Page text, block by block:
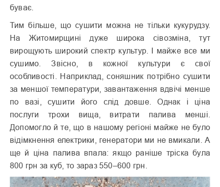
буває.
Тим більше, що сушити можна не тільки кукурудзу.
На Житомирщині дуже широка сівозміна, тут
вирощують широкий спектр культур. І майже все ми
сушимо. Звісно, в кожної культури є свої
особливості. Наприклад, соняшник потрібно сушити
за меншої температури, завантаження вдвічі менше
по вазі, сушити його слід довше. Однак і ціна
послуги трохи вища, витрати палива менші.
Допомогло й те, що в нашому регіоні майже не було
відімкнення електрики, генератори ми не вмикали. А
ще й ціна палива впала: якщо раніше тріска була
800 грн за куб, то зараз 550–600 грн.